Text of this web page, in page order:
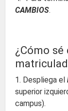
CAMBIOS.
¿Cómo
1. Despliega el
superior
campus).